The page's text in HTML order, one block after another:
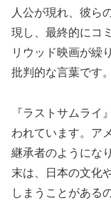
人公が現れ、彼ら
現し、最終的にコ
リウッド映画が繰
批判的な言葉です。
『ラストサムライ
われています。ア
継承者のようにな
末は、日本の文化
しまうことがある